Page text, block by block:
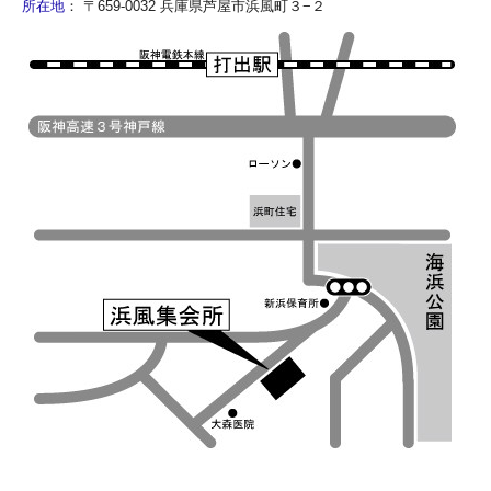
所在地 ： 〒659-0032 兵庫県芦屋市浜風町３−２